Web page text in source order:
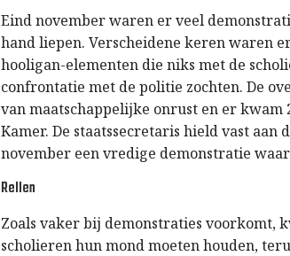
Eind november waren er veel
hand liepen. Verscheidene keren waren
hooligan-elementen die niks met de
confrontatie met de politie zochten. De
van maatschappelijke onrust en er kwam
Kamer. De staatssecretaris hield vast
november een vredige demonstratie
Rellen
Zoals vaker bij demonstraties voorkomt,
scholieren hun mond moeten houden,